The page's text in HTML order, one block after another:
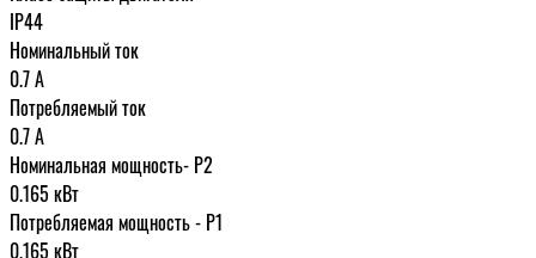
IP44
Номинальный ток
0.7 A
Потребляемый ток
0.7 А
Номинальная мощность- P2
0.165 кВт
Потребляемая мощность - P1
0.165 кВт